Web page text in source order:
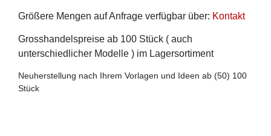
Größere Mengen auf Anfrage verfügbar über: Kontakt
Grosshandelspreise ab 100 Stück ( auch
unterschiedlicher Modelle ) im Lagersortiment
Neuherstellung nach Ihrem Vorlagen und Ideen ab (50) 100
Stück